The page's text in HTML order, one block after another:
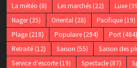
La météo (8) Les marchés(22) Luxe
Nager(35) Oriental(28) Pacifique(19)
Plage(218) Populaire(294) Port(484)
Retraité(12) Saison (55) Saison des
Service d'escorte(19) Spectacle(87)